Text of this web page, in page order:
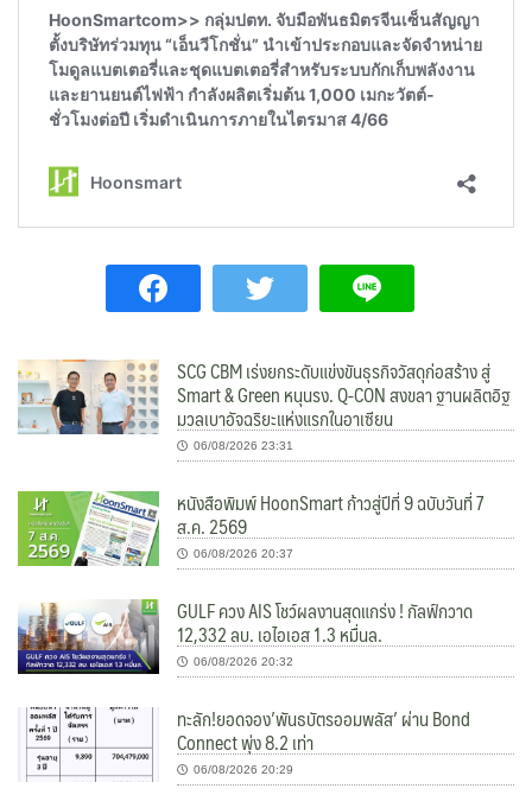
SCG CBM เร่งยกระดับแข่งขันธุรกิจวัสดุก่อสร้าง สู่
Smart & Green หนุนรง. Q-CON สงขลา ฐานผลิตอิฐ
มวลเบาอัจฉริยะแห่งแรกในอาเซียน
06/08/2026 23:31
หนังสือพิมพ์ HoonSmart ก้าวสู่ปีที่ 9 ฉบับวันที่ 7
ส.ค. 2569
06/08/2026 20:37
GULF ควง AIS โชว์ผลงานสุดแกร่ง ! กัลฟ์กวาด
12,332 ลบ. เอไอเอส 1.3 หมื่นล.
06/08/2026 20:32
ทะลัก!ยอดจอง’พันธบัตรออมพลัส’ ผ่าน Bond
Connect พุ่ง 8.2 เท่า
06/08/2026 20:29